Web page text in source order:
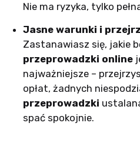
Nie ma ryzyka, tylko
Jasne warunki i
Zastanawiasz się, jakie
przeprowadzki online
najważniejsze –
opłat, żadnych
przeprowadzki
spać spokojnie.